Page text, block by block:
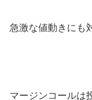
急激な値動きにも
マージンコールは